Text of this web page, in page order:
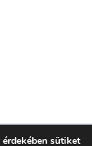
sütiket